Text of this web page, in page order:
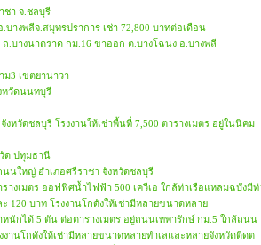
ชา จ.ชลบุรี
างพลีจ.สมุทรปราการ เช่า 72,800 บาทต่อเดือน
.บางนาตราด กม.16 ขาออก ต.บางโฉนง อ.บางพลี​
ม3 เขตยานาวา
หวัดนนทบุรี
หวัดชลบุรี โรงงานให้เช่าพื้นที่ 7,500 ตารางเมตร อยู่ในนิคม
ด ปทุมธานี
นใหญ่ อำเภอศรีราชา จังหวัดชลบุรี
รางเมตร ออฟฟิศน้ำไฟฟ้า 500 เควีเอ ใกล้ท่าเรือแหลมฉบังมีท่
120 บาท โรงงานโกดังให้เช่ามีหลายขนาดหลาย
นักได้ 5 ตัน ต่อตารางเมตร อยู่ถนนเทพารักษ์ กม.5 ใกล้ถนน
านโกดังให้เช่ามีหลายขนาดหลายทำเลและหลายจังหวัดติดต